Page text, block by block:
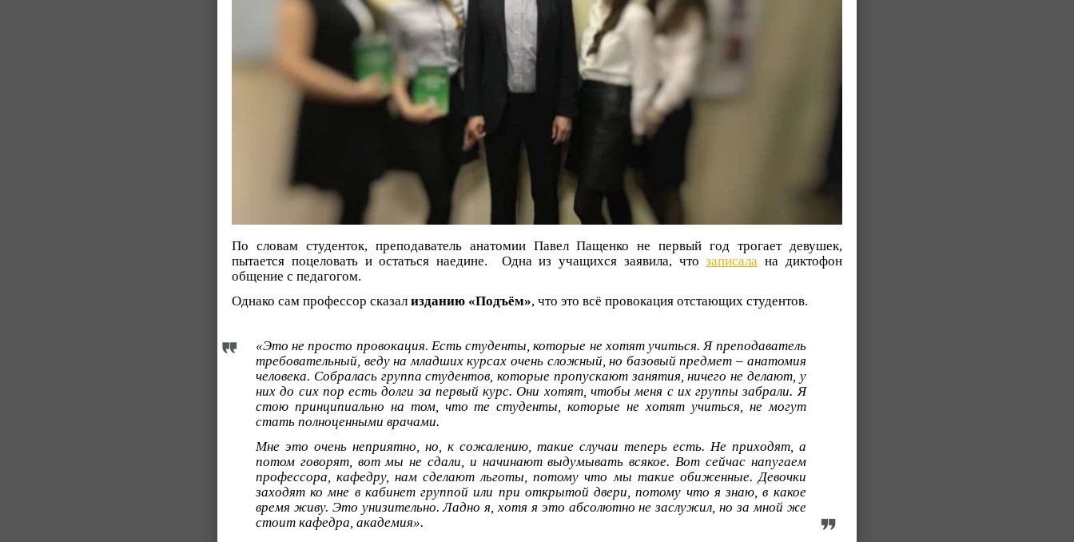
По словам студенток, преподаватель анатомии Павел Пащенко не первый год трогает девушек,
пытается поцеловать и остаться наедине. Одна из учащихся заявила, чтозаписала на диктофон
общение с педагогом.
Однако сам профессор сказал изданию «Подъём», что это всё провокация отстающих студентов.
«Это не просто провокация. Есть студенты, которые не хотят учиться. Я преподаватель
требовательный, веду на младших курсах очень сложный, но базовый предмет – анатомия
человека. Собралась группа студентов, которые пропускают занятия, ничего не делают, у
них до сих пор есть долги за первый курс. Они хотят, чтобы меня с их группы забрали. Я
стою принципиально на том, что те студенты, которые не хотят учиться, не могут
стать полноценными врачами.
Мне это очень неприятно, но, к сожалению, такие случаи теперь есть. Не приходят, а
потом говорят, вот мы не сдали, и начинают выдумывать всякое. Вот сейчас напугаем
профессора, кафедру, нам сделают льготы, потому что мы такие обиженные. Девочки
заходят ко мне в кабинет группой или при открытой двери, потому что я знаю, в какое
время живу. Это унизительно. Ладно я, хотя я это абсолютно не заслужил, но за мной же
стоит кафедра, академия».